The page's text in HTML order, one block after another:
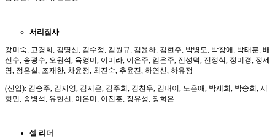
서리집사
강미숙, 고경희, 김명신, 김수정, 김원규, 김윤하, 김현주, 박병모, 박창애, 박태훈, 배
신수, 송광수, 오원석, 육영미, 이미라, 이은주, 임은주, 전성덕, 전정식, 정미경, 정세
영, 정은실, 조재한, 차윤정, 최진숙, 추윤진, 하연신, 하유정
(신입): 김승주, 김지영, 김지은, 김주희, 김찬우, 김태이, 노은애, 박제희, 박송희, 서
형민, 송병석, 유현선, 이은미, 이진훈, 장유성, 장희은
셀 리더